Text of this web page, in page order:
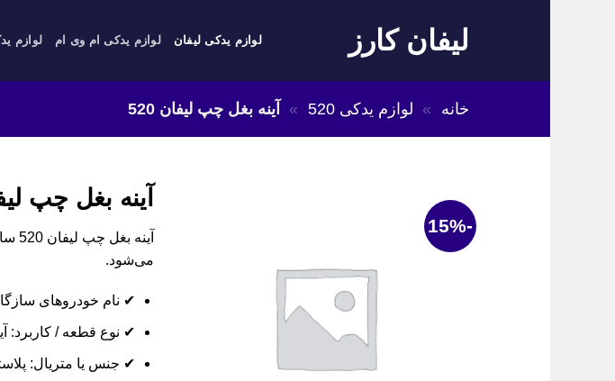
لیفان کارز لوازم یدکی لیفان لوازم یدکی ام وی ام لوازم
خانه » لوازم یدکی 520 » آینه بغل چپ لیفان 520
-15%
آینه بغل چپ
می‌شود.
✔ نام خودروهای سازگار:
✔ نوع قطعه / کاربرد:
✔ جنس یا متریال: